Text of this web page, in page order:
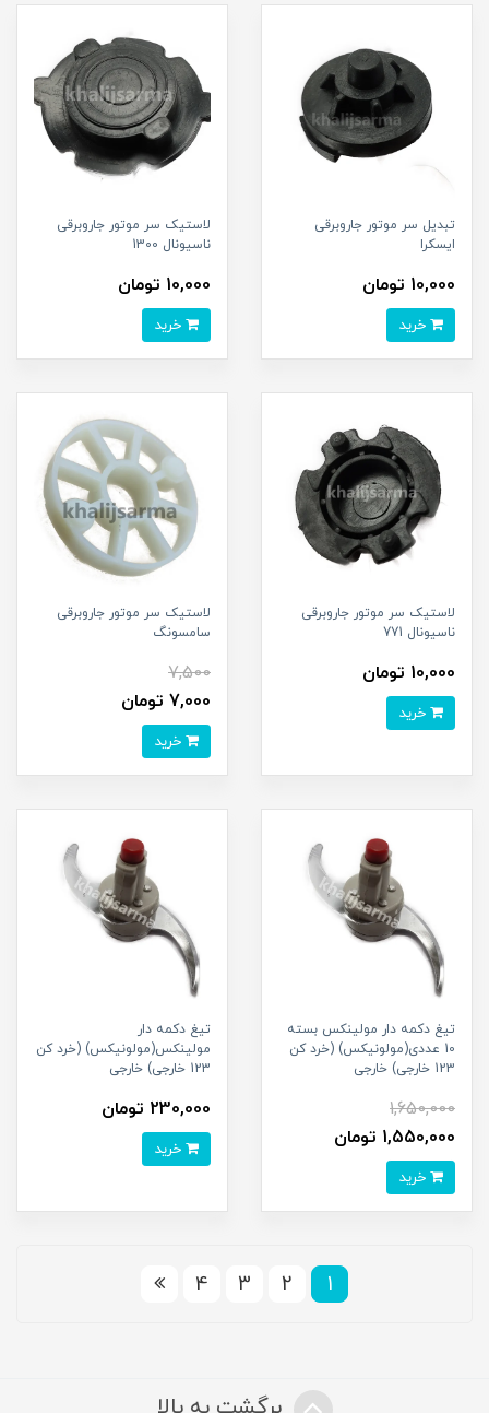
تبدیل سر موتور جاروبرقی
ایسکرا
10,000 تومان
لاستیک سر موتور جاروبرقی
ناسیونال 1300
10,000 تومان
لاستیک سر موتور جاروبرقی
ناسیونال 771
10,000 تومان
لاستیک سر موتور جاروبرقی
سامسونگ
7,500
7,000 تومان
تیغ دکمه دار مولینکس بسته
10 عددی(مولونیکس) (خرد کن
123 خارجی) خارجی
1,650,000
1,550,000 تومان
تیغ دکمه دار
مولینکس(مولونیکس) (خرد کن
123 خارجی) خارجی
230,000 تومان
1
2
3
4